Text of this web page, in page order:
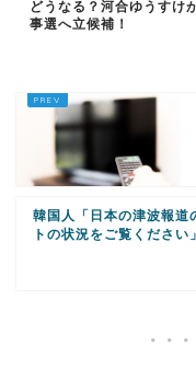
どうなる？河合ゆうすけ
事選へ立候補！
韓国人「日本の津波報道
トの状況をご覧くださ